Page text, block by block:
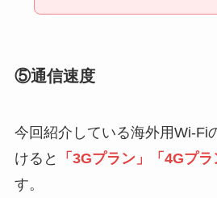
⑤通信速度
今回紹介している海外用Wi-Fi
けると
「3Gプラン」「4Gプラ
す。